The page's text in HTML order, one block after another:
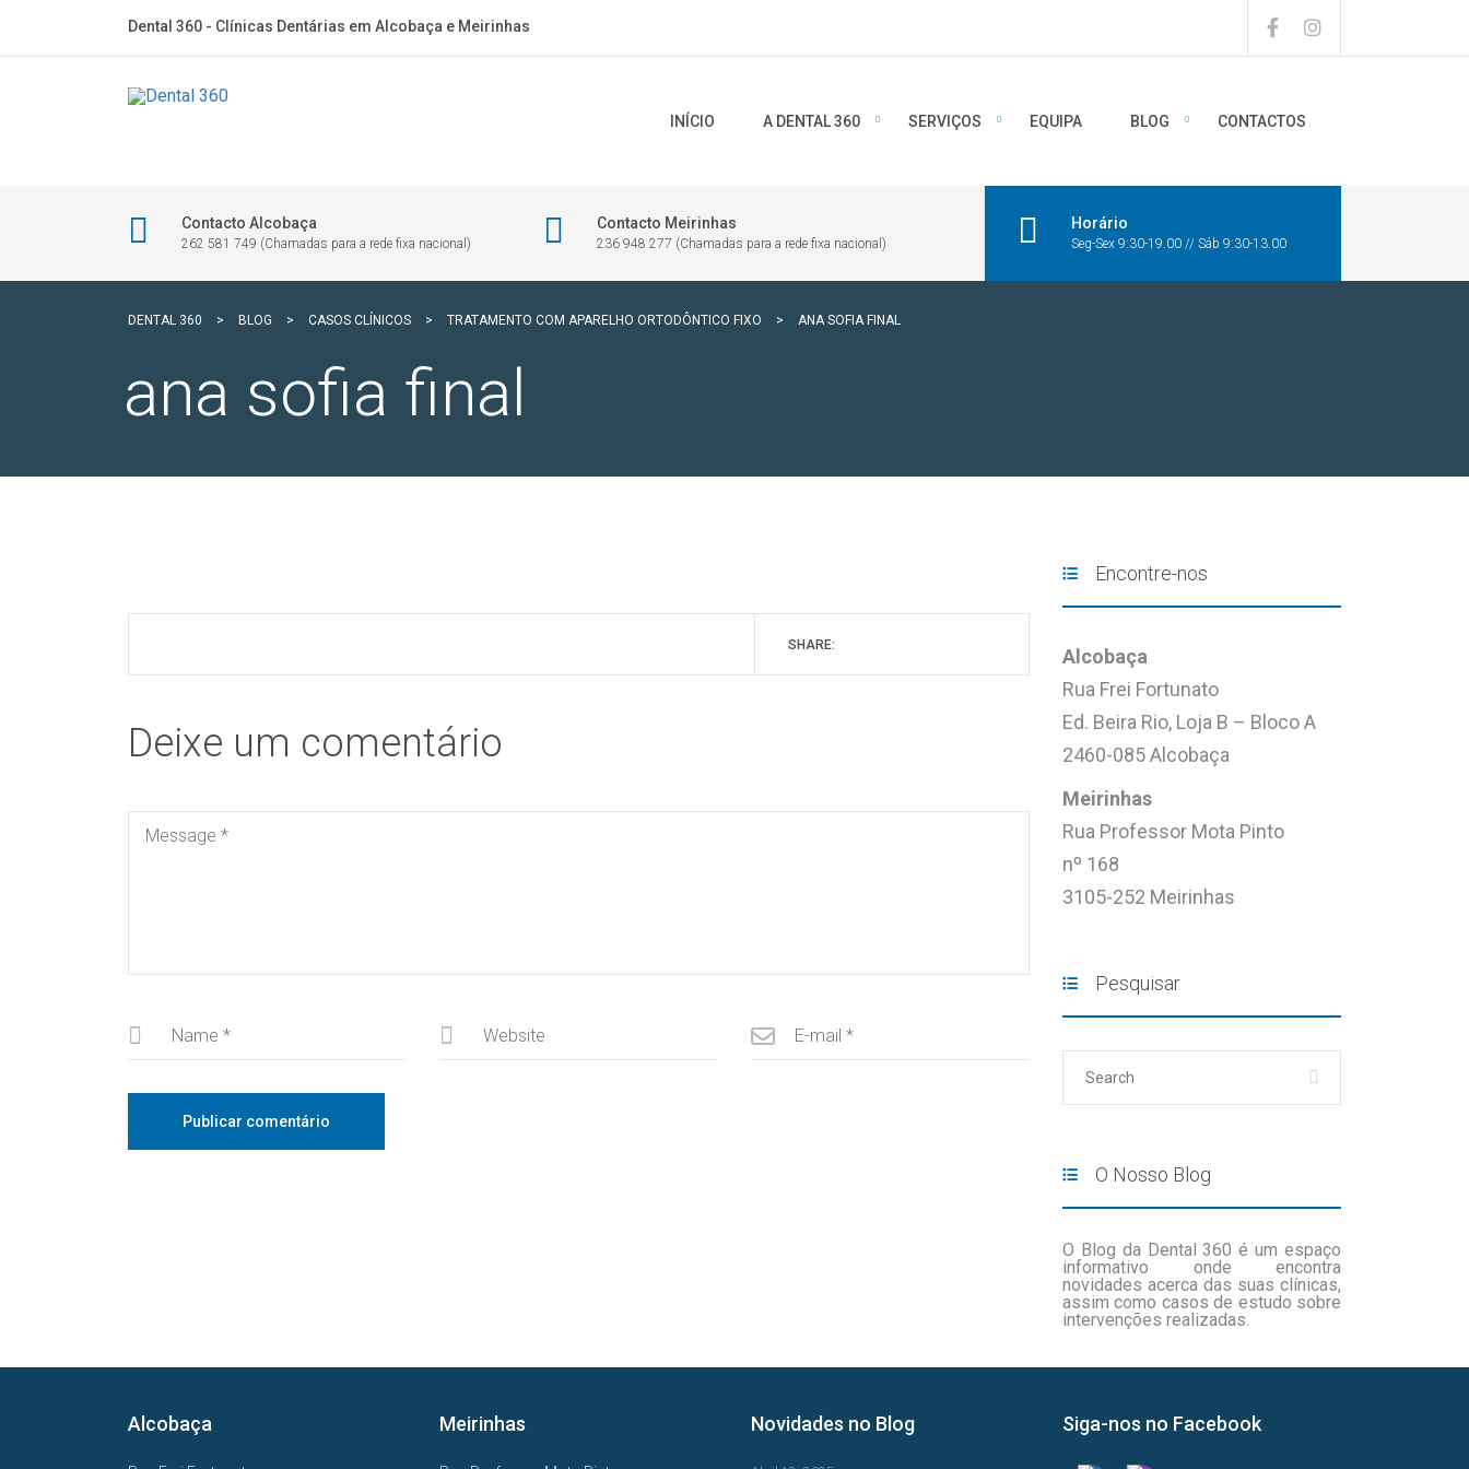
Dental 360 - Clínicas Dentárias em Alcobaça e Meirinhas
INÍCIO A DENTAL 360 SERVIÇOS EQUIPA BLOG CONTACTOS
Contacto Alcobaça
262 581 749 (Chamadas para a rede fixa nacional)
Contacto Meirinhas
236 948 277 (Chamadas para a rede fixa nacional)
Horário
Seg-Sex 9:30-19.00 // Sáb 9:30-13.00
DENTAL 360 > BLOG > CASOS CLÍNICOS > TRATAMENTO COM APARELHO ORTODÔNTICO FIXO > ANA SOFIA FINAL
ana sofia final
SHARE:
Deixe um comentário
Encontre-nos
Alcobaça
Rua Frei Fortunato
Ed. Beira Rio, Loja B – Bloco A
2460-085 Alcobaça
Meirinhas
Rua Professor Mota Pinto
nº 168
3105-252 Meirinhas
Pesquisar
O Nosso Blog
O Blog da Dental 360 é um espaço
informativo onde encontra
novidades acerca das suas clínicas,
assim como casos de estudo sobre
intervenções realizadas.
Alcobaça Meirinhas Novidades no Blog Siga-nos no Facebook